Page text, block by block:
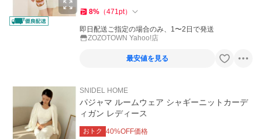
8% （471pt）
即日配送ご指定の場合のみ、1〜2日で発送
ZOZOTOWN Yahoo!店
最安値を見る
SNIDEL HOME
パジャマ ルームウェア シャギーニットカーデ
ィガン レディース
おトク 40%OFF価格